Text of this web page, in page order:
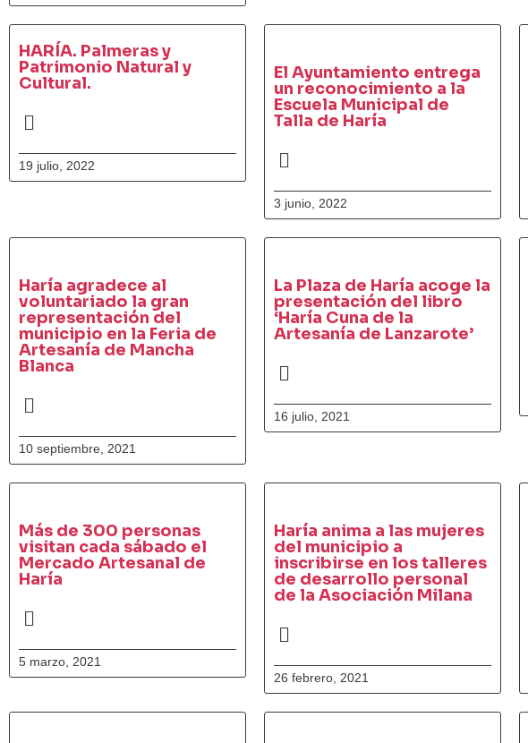
HARÍA. Palmeras y
Patrimonio Natural y
Cultural.
19 julio, 2022
El Ayuntamiento entrega
un reconocimiento a la
Escuela Municipal de
Talla de Haría
3 junio, 2022
Haría agradece al
voluntariado la gran
representación del
municipio en la Feria de
Artesanía de Mancha
Blanca
10 septiembre, 2021
La Plaza de Haría acoge la
presentación del libro
‘Haría Cuna de la
Artesanía de Lanzarote’
16 julio, 2021
Más de 300 personas
visitan cada sábado el
Mercado Artesanal de
Haría
5 marzo, 2021
Haría anima a las mujeres
del municipio a
inscribirse en los talleres
de desarrollo personal
de la Asociación Milana
26 febrero, 2021